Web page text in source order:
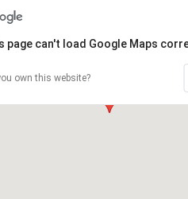
page can't load Google Maps
own this website?